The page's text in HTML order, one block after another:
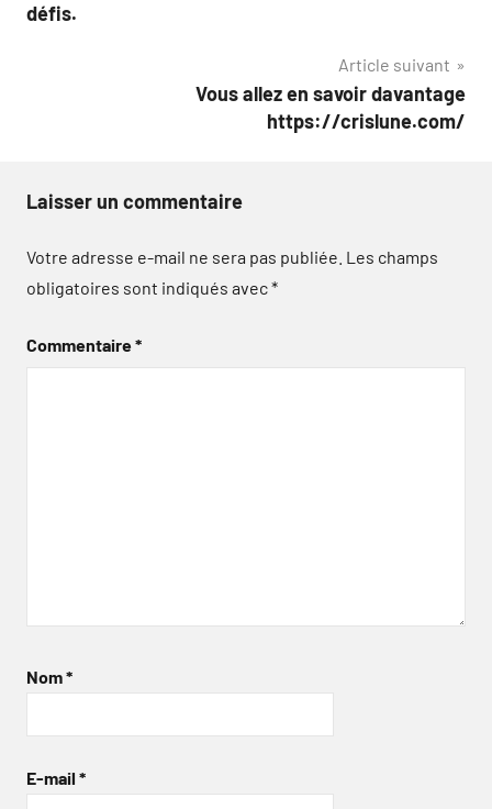
l’article
défis.
Article suivant
Vous allez en savoir davantage
https://crislune.com/
Laisser un commentaire
Votre adresse e-mail ne sera pas publiée. Les champs
obligatoires sont indiqués avec*
Commentaire*
Nom*
E-mail *